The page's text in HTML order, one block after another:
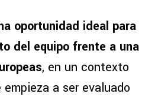
oportunidad ideal para
del equipo frente a una
, en un contexto
a ser evaluado